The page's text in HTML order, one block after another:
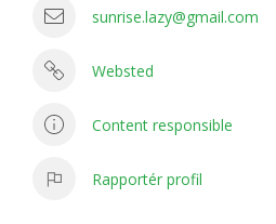
sunrise.lazy@gmail.com
Websted
Content responsible
Rapportér profil